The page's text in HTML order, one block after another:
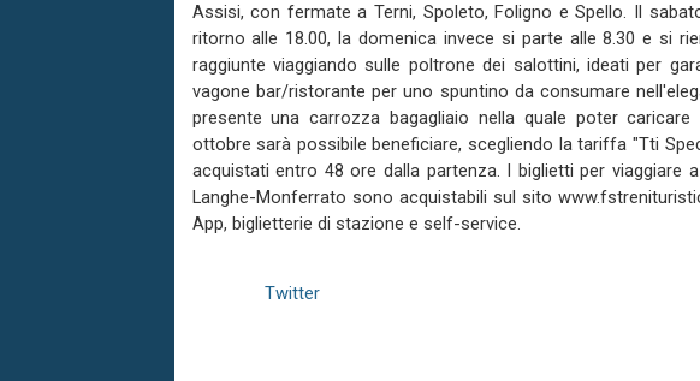
Assisi, con fermate a Terni, Spoleto, Foligno e Spello. Il
ritorno alle 18.00, la domenica invece si parte alle 8.30 e si
raggiunte viaggiando sulle poltrone dei salottini, ideati per
vagone bar/ristorante per uno spuntino da consumare
presente una carrozza bagagliaio nella quale poter
ottobre sarà possibile beneficiare, scegliendo la tariffa "Tti
acquistati entro 48 ore dalla partenza. I biglietti per viaggiare
Langhe-Monferrato sono acquistabili sul sito
App, biglietterie di stazione e self-service.
Twitter